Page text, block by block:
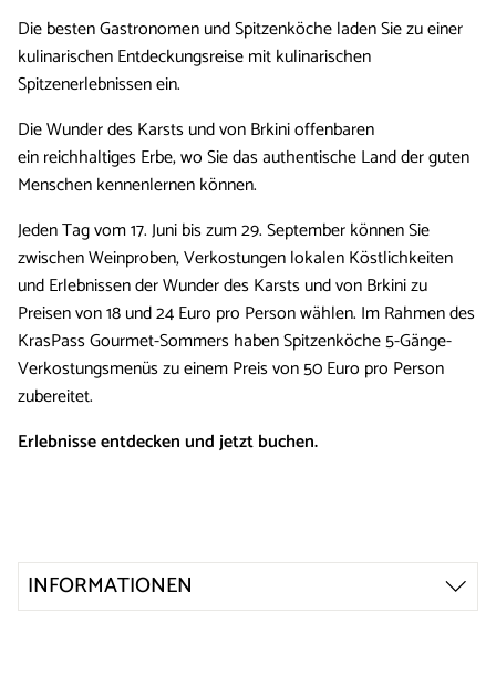
Die besten Gastronomen und Spitzenköche laden Sie zu einer
kulinarischen Entdeckungsreise mit kulinarischen
Spitzenerlebnissen ein.
Die Wunder des Karsts und von Brkini offenbaren
ein reichhaltiges Erbe, wo Sie das authentische Land der guten
Menschen kennenlernen können.
Jeden Tag vom 17. Juni bis zum 29. September können Sie
zwischen Weinproben, Verkostungen lokalen Köstlichkeiten
und Erlebnissen der Wunder des Karsts und von Brkini zu
Preisen von 18 und 24 Euro pro Person wählen. Im Rahmen des
KrasPass Gourmet-Sommers haben Spitzenköche 5-Gänge-
Verkostungsmenüs zu einem Preis von 50 Euro pro Person
zubereitet.
Erlebnisse entdecken und jetzt buchen.
INFORMATIONEN